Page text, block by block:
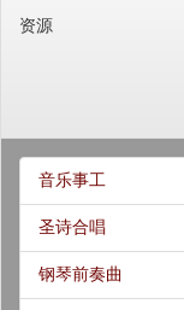
资源
音乐事工
圣诗合唱
钢琴前奏曲